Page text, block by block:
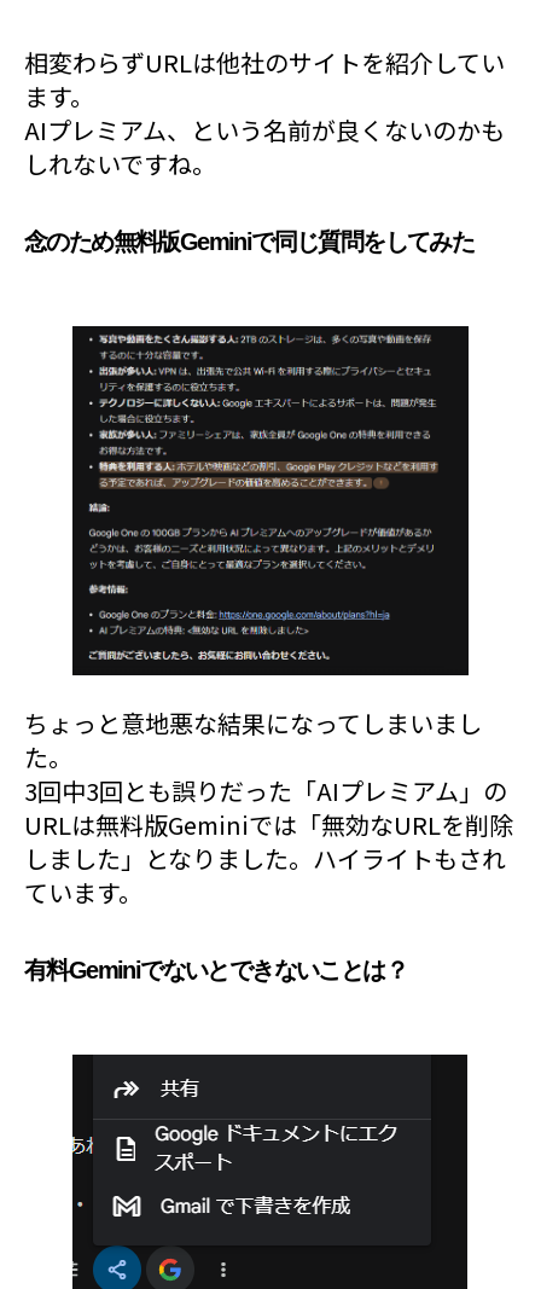
相変わらずURLは他社のサイトを紹介してい
ます。
AIプレミアム、という名前が良くないのかも
しれないですね。
念のため無料版Geminiで同じ質問をしてみた
ちょっと意地悪な結果になってしまいまし
た。
3回中3回とも誤りだった「AIプレミアム」の
URLは無料版Geminiでは「無効なURLを削除
しました」となりました。ハイライトもされ
ています。
有料Geminiでないとできないことは？